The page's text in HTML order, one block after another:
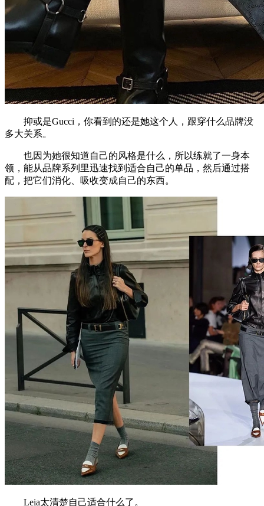
抑或是Gucci，你看到的还是她这个人，跟穿什么品牌没
多大关系。
也因为她很知道自己的风格是什么，所以练就了一身本
领，能从品牌系列里迅速找到适合自己的单品，然后通过搭
配，把它们消化、吸收变成自己的东西。
Leia太清楚自己适合什么了。